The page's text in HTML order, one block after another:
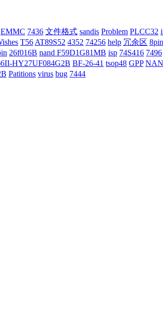
EMMC 7436 文件格式 sandis Problem PLCC32
T56 AT89S52 4352 74256 help 冗余区 8pin
26f016B nand F59D1G81MB isp 74S416 7496
HY27UF084G2B BF-26-41 tsop48 GPP
Patitions virus bug 7444